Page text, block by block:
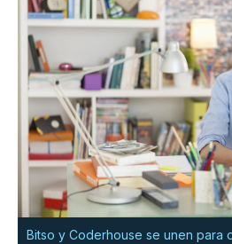
Bitso y Coderhouse se unen para